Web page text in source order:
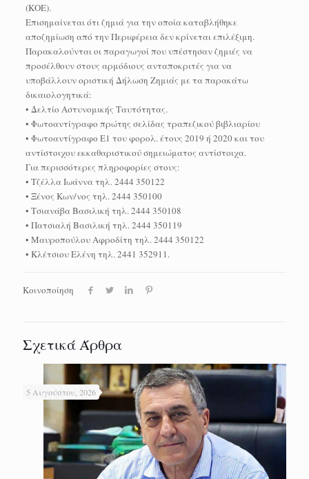
(ΚΟΕ).
Επισημαίνεται ότι ζημιά για την οποία καταβλήθηκε
αποζημίωση από την Περιφέρεια δεν κρίνεται επιλέξιμη.
Παρακαλούνται οι παραγωγοί που υπέστησαν ζημιές να
προσέλθουν στους αρμόδιους ανταποκριτές για να
υποβάλλουν οριστική Δήλωση Ζημιάς με τα παρακάτω
δικαιολογητικά:
• Δελτίο Αστυνομικής Ταυτότητας.
• Φωτοαντίγραφο πρώτης σελίδας τραπεζικού βιβλιαρίου
• Φωτοαντίγραφο Ε1 του φορολ. έτους 2019 ή 2020 και του
αντίστοιχου εκκαθαριστικού σημειώματος αντίστοιχα.
Για περισσότερες πληροφορίες στους:
• Τζέλλα Ιωάννα τηλ. 2444 350122
• Ξένος Κων/νος τηλ. 2444 350100
• Τσιανάβα Βασιλική τηλ. 2444 350108
• Πατσιαλή Βασιλική τηλ. 2444 350119
• Μαυροπούλου Αφροδίτη τηλ. 2444 350122
• Κλέτσιου Ελένη τηλ. 2441 352911.
Κοινοποίηση
Σχετικά Άρθρα
5 Αυγούστου, 2026